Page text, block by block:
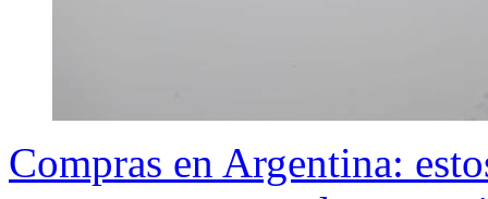
Compras en Argentina: